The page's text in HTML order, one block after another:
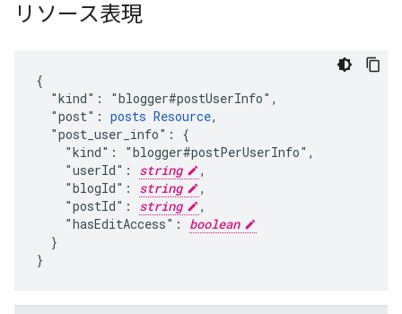
リソース表現
{
  "kind": "blogger#postUserInfo",
  "post":
posts Resource,
  "post_user_info": {
    "kind": "blogger#postPerUserInfo",
    "userId":
string
,
    "blogId":
string
,
    "postId":
string
,
    "hasEditAccess":
boolean
  }
}